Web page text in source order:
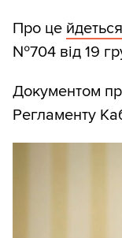
Про це йдеться
№704 від 19
Документом
Регламенту